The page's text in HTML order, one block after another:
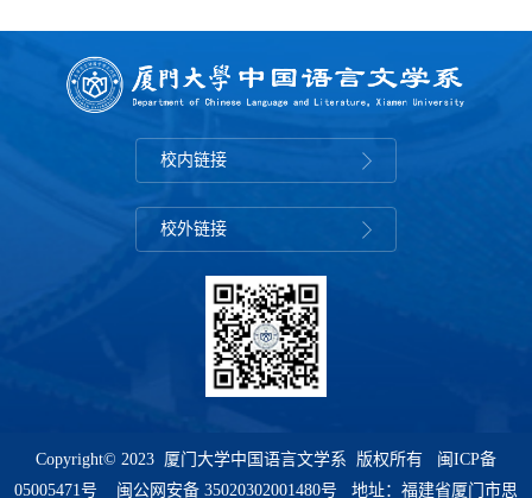
校内链接
校外链接
Copyright© 2023 厦门大学中国语言文学系 版权所有 闽ICP备
05005471号 闽公网安备 35020302001480号 地址：福建省厦门市思